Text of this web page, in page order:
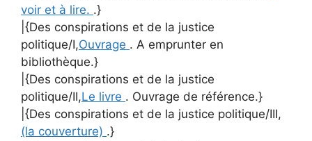
voir et à lire. .}
|{Des conspirations et de la justice
politique/I,Ouvrage . A emprunter en
bibliothèque.}
|{Des conspirations et de la justice
politique/II,Le livre . Ouvrage de référence.}
|{Des conspirations et de la justice politique/III,
(la couverture) .}